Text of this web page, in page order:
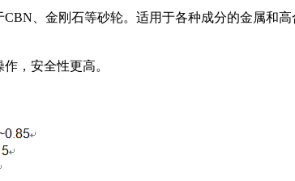
、金刚石等砂轮。适用于各种成分的金属和高
，安全性更高。